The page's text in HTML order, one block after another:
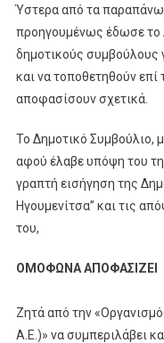
Ύστερα από τα
προηγουμένως έδωσε το
δημοτικούς συμβούλους
και να τοποθετηθούν
αποφασίσουν σχετικά.
Το Δημοτικό Συμβούλιο,
αφού έλαβε υπόψη του
γραπτή εισήγηση της
Ηγουμενίτσα” και τις
του,
ΟΜΟΦΩΝΑ ΑΠΟΦΑΣΙΖΕΙ
Ζητά από την
Α.Ε.)» να συμπεριλάβει